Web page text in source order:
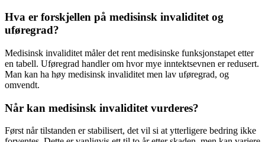
Hva er forskjellen på medisinsk invaliditet og
uføregrad?
Medisinsk invaliditet måler det rent medisinske funksjonstapet etter
en tabell. Uføregrad handler om hvor mye inntektsevnen er redusert.
Man kan ha høy medisinsk invaliditet men lav uføregrad, og
omvendt.
Når kan medisinsk invaliditet vurderes?
Først når tilstanden er stabilisert, det vil si at ytterligere bedring ikke